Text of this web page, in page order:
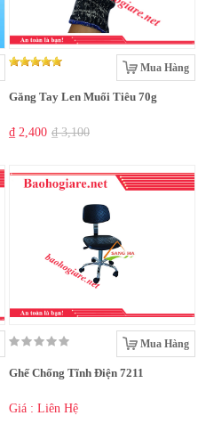
Mua Hàng
Găng Tay Len Muối Tiêu 70g
₫ 2,400 ₫ 3,100
Mua Hàng
Ghế Chống Tĩnh Điện 7211
Giá : Liên Hệ